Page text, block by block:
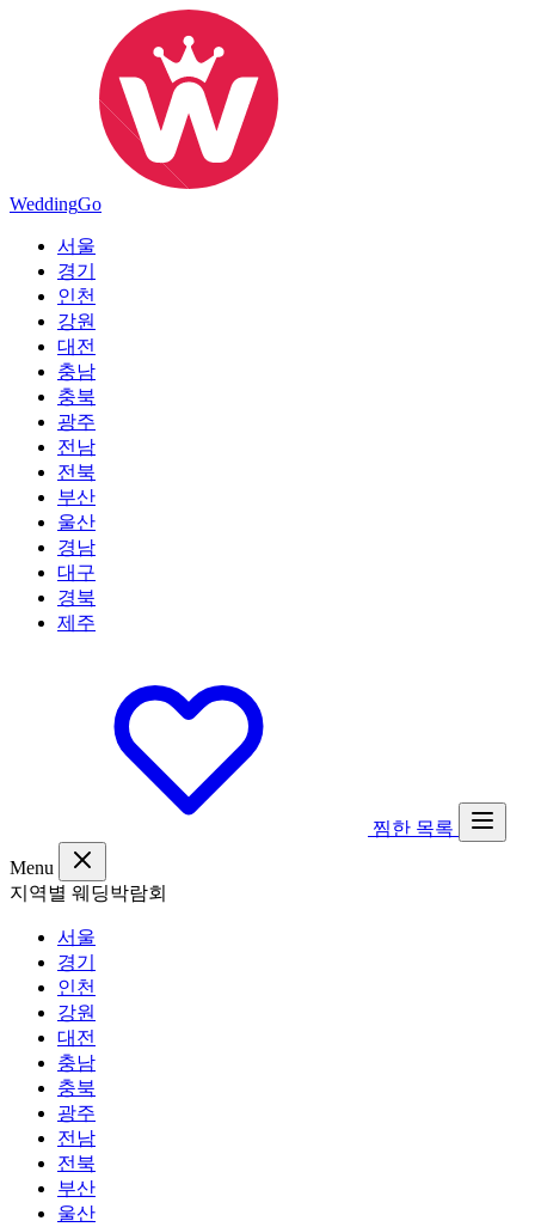
WeddingGo
서울
경기
인천
강원
대전
충남
충북
광주
전남
전북
부산
울산
경남
대구
경북
제주
찜한 목록
Menu
지역별 웨딩박람회
서울
경기
인천
강원
대전
충남
충북
광주
전남
전북
부산
울산